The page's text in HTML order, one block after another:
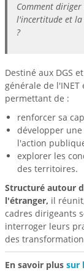
Comment
l'incertitude et la
?
Destiné aux DGS
générale de
permettant de :
renforcer sa
développer
l'action
explorer les
des territoires.
Structuré autour
l'étranger, il
cadres dirigeants
interroger leurs
des
En savoir plus sur